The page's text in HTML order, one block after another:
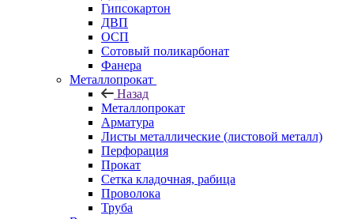
Гипсокартон
ДВП
ОСП
Сотовый поликарбонат
Фанера
Металлопрокат
Назад
Металлопрокат
Арматура
Листы металлические (листовой металл)
Перфорация
Прокат
Сетка кладочная, рабица
Проволока
Труба